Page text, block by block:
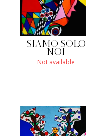
SIAMO SOLO
NOI
Not available